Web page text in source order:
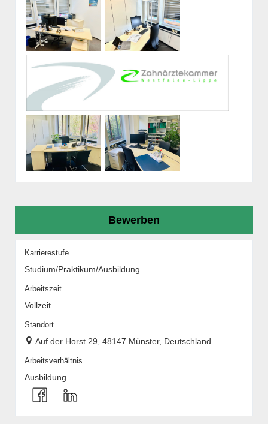
Bewerben
Karrierestufe
Studium/Praktikum/Ausbildung
Arbeitszeit
Vollzeit
Standort
Auf der Horst 29, 48147 Münster, Deutschland
Arbeitsverhältnis
Ausbildung